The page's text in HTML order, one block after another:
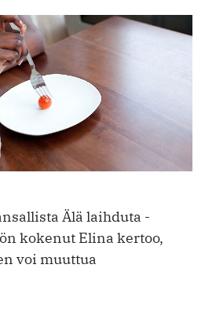
Älä laihduta -
kokenut Elina kertoo,
voi muuttua